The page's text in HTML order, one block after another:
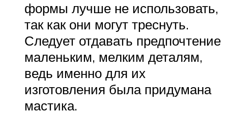
формы лучше не использовать,
так как они могут треснуть.
Следует отдавать предпочтение
маленьким, мелким деталям,
ведь именно для их
изготовления была придумана
мастика.